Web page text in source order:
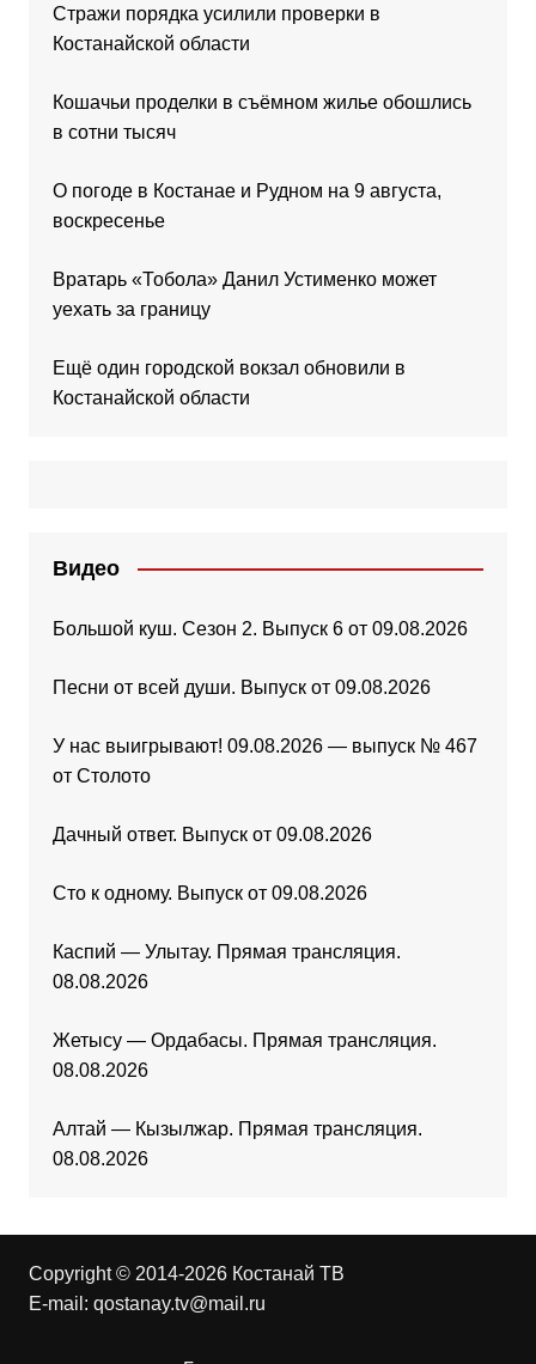
Стражи порядка усилили проверки в
Костанайской области
Кошачьи проделки в съёмном жилье обошлись
в сотни тысяч
О погоде в Костанае и Рудном на 9 августа,
воскресенье
Вратарь «Тобола» Данил Устименко может
уехать за границу
Ещё один городской вокзал обновили в
Костанайской области
Видео
Большой куш. Сезон 2. Выпуск 6 от 09.08.2026
Песни от всей души. Выпуск от 09.08.2026
У нас выигрывают! 09.08.2026 — выпуск № 467
от Столото
Дачный ответ. Выпуск от 09.08.2026
Сто к одному. Выпуск от 09.08.2026
Каспий — Улытау. Прямая трансляция.
08.08.2026
Жетысу — Ордабасы. Прямая трансляция.
08.08.2026
Алтай — Кызылжар. Прямая трансляция.
08.08.2026
Copyright © 2014-2026 Костанай ТВ
E-mail: qostanay.tv@mail.ru